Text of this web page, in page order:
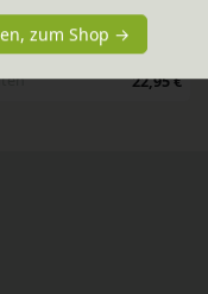
22,95 €
zum Shop →